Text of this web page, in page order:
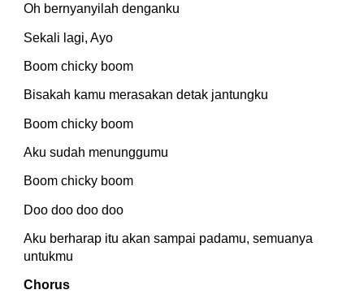
Oh bernyanyilah denganku
Sekali lagi, Ayo
Boom chicky boom
Bisakah kamu merasakan detak jantungku
Boom chicky boom
Aku sudah menunggumu
Boom chicky boom
Doo doo doo doo
Aku berharap itu akan sampai padamu, semuanya
untukmu
Chorus